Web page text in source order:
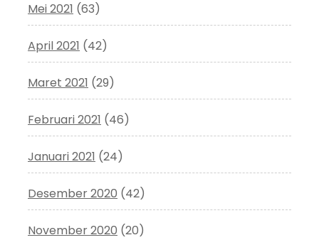
Mei 2021 (63)
April 2021 (42)
Maret 2021 (29)
Februari 2021 (46)
Januari 2021 (24)
Desember 2020 (42)
November 2020 (20)